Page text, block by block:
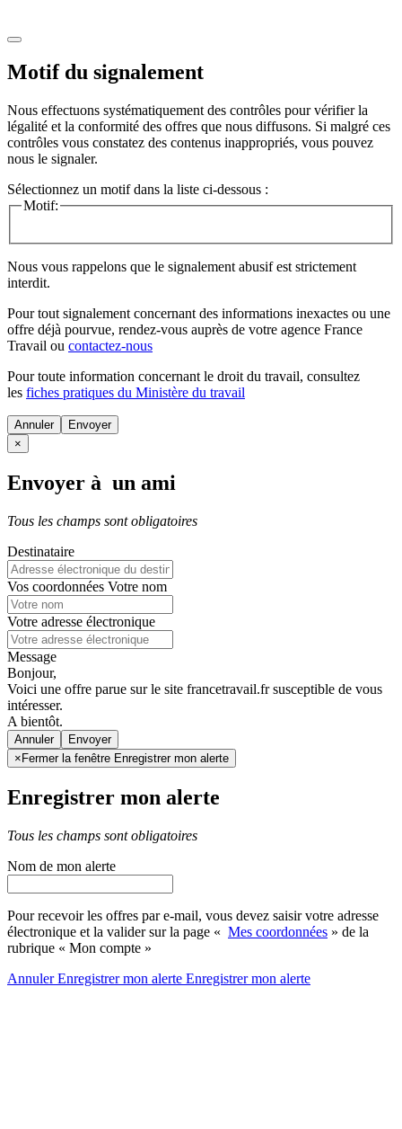
Motif du signalement
Nous effectuons systématiquement des contrôles pour vérifier la
légalité et la conformité des offres que nous diffusons. Si malgré ces
contrôles vous constatez des contenus inappropriés, vous pouvez
nous le signaler.
Sélectionnez un motif dans la liste ci-dessous :
Motif:
Nous vous rappelons que le signalement abusif est strictement
interdit.
Pour tout signalement concernant des informations inexactes ou une
offre déjà pourvue, rendez-vous auprès de votre agence France
Travail ou contactez-nous
Pour toute information concernant le droit du travail, consultez
les fiches pratiques du Ministère du travail
Annuler
×
Envoyer à un ami
Tous les champs sont obligatoires
Destinataire
Vos coordonnées Votre nom
Votre adresse électronique
Message
Bonjour,
Voici une offre parue sur le site francetravail.fr susceptible de vous
intéresser.
A bientôt.
Annuler
× Fermer la fenêtre Enregistrer mon alerte
Enregistrer mon alerte
Tous les champs sont obligatoires
Nom de mon alerte
Pour recevoir les offres par e-mail, vous devez saisir votre adresse
électronique et la valider sur la page « Mes coordonnées » de la
rubrique « Mon compte »
AnnulerEnregistrer mon alerte Enregistrermon alerte